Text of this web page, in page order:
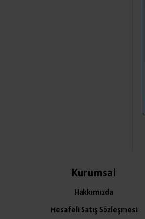
Kurumsal
Hakkımızda
Mesafeli Satış Sözleşmesi